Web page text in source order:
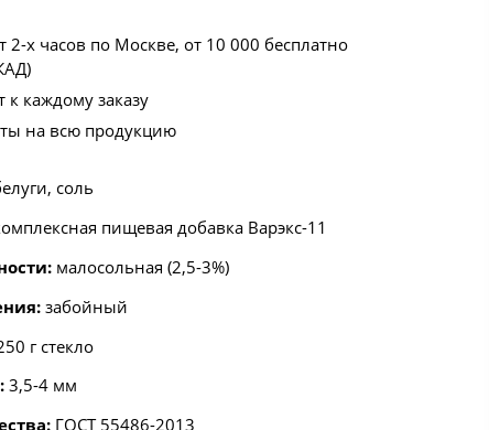
2-х часов по Москве, от 10 000 бесплатно
к каждому заказу
на всю продукцию
соль
пищевая добавка Варэкс-11
малосольная (2,5-3%)
забойный
г стекло
3,5-4 мм
ГОСТ 55486-2013